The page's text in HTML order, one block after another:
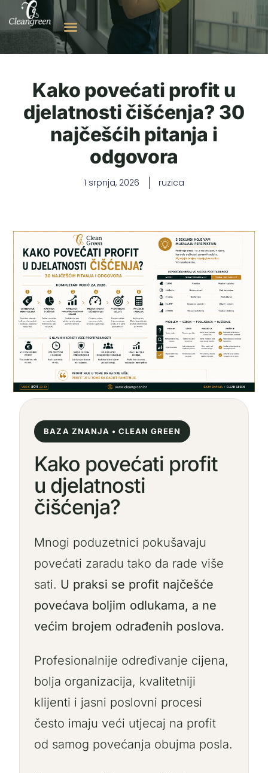
Kako povećati profit u
djelatnosti čišćenja? 30
najčešćih pitanja i
odgovora
1 srpnja, 2026 ruzica
BAZA ZNANJA • CLEAN GREEN
Kako povećati profit
u djelatnosti
čišćenja?
Mnogi poduzetnici pokušavaju
povećati zaradu tako da rade više
sati. U praksi se profit najčešće
povećava boljim odlukama, a ne
većim brojem odrađenih poslova.
Profesionalnije određivanje cijena,
bolja organizacija, kvalitetniji
klijenti i jasni poslovni procesi
često imaju veći utjecaj na profit
od samog povećanja obujma posla.